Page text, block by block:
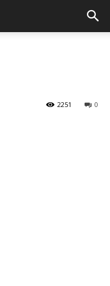
0
2251